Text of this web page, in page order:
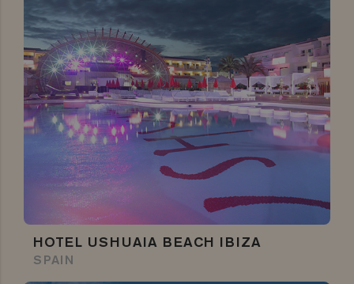
HOTEL USHUAIA BEACH IBIZA
SPAIN